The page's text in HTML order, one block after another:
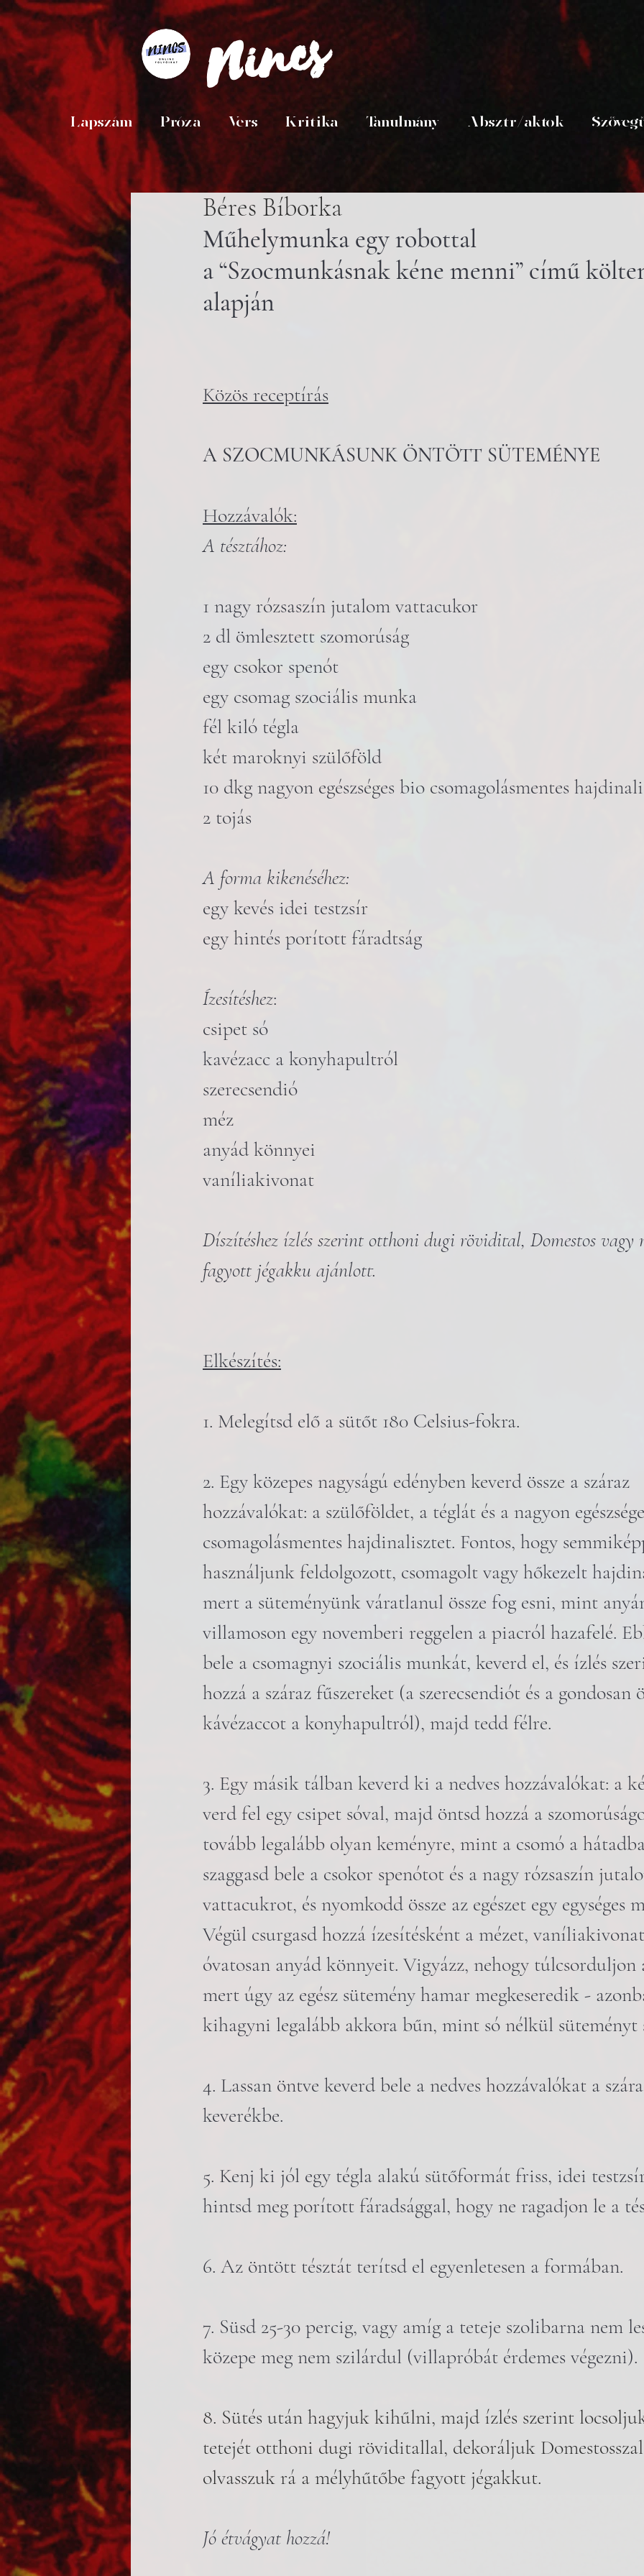
Nincs
Lapszám Próza Vers Kritika Tanulmány Absztr/aktok
Béres Bíborka
Műhelymunka egy robottal
a “Szocmunkásnak kéne menni” című
alapján
Közös receptírás
A SZOCMUNKÁSUNK ÖNTÖTT SÜTEMÉNYE
Hozzávalók:
A tésztához:
1 nagy rózsaszín jutalom vattacukor
2 dl ömlesztett szomorúság
egy csokor spenót
egy csomag szociális munka
fél kiló tégla
két maroknyi szülőföld
10 dkg nagyon egészséges bio csomagolásmentes
2 tojás
A forma kikenéséhez:
egy kevés idei testzsír
egy hintés porított fáradtság
Ízesítéshez:
csipet só
kavézacc a konyhapultról
szerecsendió
méz
anyád könnyei
vaníliakivonat
Díszítéshez ízlés szerint otthoni dugi rövidital, Domestos vagy
fagyott jégakku ajánlott.
Elkészítés:
1. Melegítsd elő a sütőt 180 Celsius-fokra.
2. Egy közepes nagyságú edényben keverd össze a száraz
hozzávalókat: a szülőföldet, a téglát és a nagyon
csomagolásmentes hajdinalisztet. Fontos, hogy
használjunk feldolgozott, csomagolt vagy hőkezelt
mert a süteményünk váratlanul össze fog esni, mint
villamoson egy novemberi reggelen a piacról hazafelé.
bele a csomagnyi szociális munkát, keverd el, és ízlés
hozzá a száraz fűszereket (a szerecsendiót és a gondosan
kávézaccot a konyhapultról), majd tedd félre.
3. Egy másik tálban keverd ki a nedves hozzávalókat: a
verd fel egy csipet sóval, majd öntsd hozzá a
tovább legalább olyan keményre, mint a csomó a
szaggasd bele a csokor spenótot és a nagy rózsaszín
vattacukrot, és nyomkodd össze az egészet egy egységes
Végül csurgasd hozzá ízesítésként a mézet,
óvatosan anyád könnyeit. Vigyázz, nehogy
mert úgy az egész sütemény hamar megkeseredik -
kihagyni legalább akkora bűn, mint só nélkül süteményt
4. Lassan öntve keverd bele a nedves hozzávalókat a
keverékbe.
5. Kenj ki jól egy tégla alakú sütőformát friss, idei
hintsd meg porított fáradsággal, hogy ne ragadjon le a
6. Az öntött tésztát terítsd el egyenletesen a formában.
7. Süsd 25-30 percig, vagy amíg a teteje szolibarna nem
közepe meg nem szilárdul (villapróbát érdemes végezni).
8. Sütés után hagyjuk kihűlni, majd ízlés szerint
tetejét otthoni dugi röviditallal, dekoráljuk
olvasszuk rá a mélyhűtőbe fagyott jégakkut.
Jó étvágyat hozzá!